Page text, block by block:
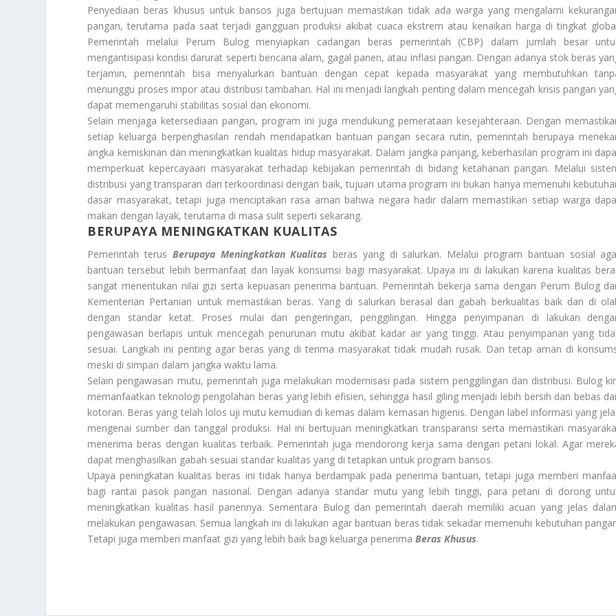
Penyediaan beras khusus untuk bansos juga bertujuan memastikan tidak ada warga yang mengalami
pangan, terutama pada saat terjadi gangguan produksi akibat cuaca ekstrem atau kenaikan harga di tingkat
Pemerintah melalui Perum Bulog menyiapkan cadangan beras pemerintah (CBP) dalam jumlah besar
mengantisipasi kondisi darurat seperti bencana alam, gagal panen, atau inflasi pangan. Dengan adanya stok beras
terjamin, pemerintah bisa menyalurkan bantuan dengan cepat kepada masyarakat yang membutuhkan
menunggu proses impor atau distribusi tambahan. Hal ini menjadi langkah penting dalam mencegah krisis pangan
dapat memengaruhi stabilitas sosial dan ekonomi.
Selain menjaga ketersediaan pangan, program ini juga mendukung pemerataan kesejahteraan. Dengan
setiap keluarga berpenghasilan rendah mendapatkan bantuan pangan secara rutin, pemerintah berupaya
angka kemiskinan dan meningkatkan kualitas hidup masyarakat. Dalam jangka panjang, keberhasilan program ini
memperkuat kepercayaan masyarakat terhadap kebijakan pemerintah di bidang ketahanan pangan. Melalui
distribusi yang transparan dan terkoordinasi dengan baik, tujuan utama program ini bukan hanya memenuhi
dasar masyarakat, tetapi juga menciptakan rasa aman bahwa negara hadir dalam memastikan setiap warga
makan dengan layak, terutama di masa sulit seperti sekarang.
BERUPAYA MENINGKATKAN KUALITAS
Pemerintah terus Berupaya Meningkatkan Kualitas beras yang di salurkan. Melalui program bantuan sosial
bantuan tersebut lebih bermanfaat dan layak konsumsi bagi masyarakat. Upaya ini di lakukan karena kualitas
sangat menentukan nilai gizi serta kepuasan penerima bantuan. Pemerintah bekerja sama dengan Perum Bulog
Kementerian Pertanian untuk memastikan beras. Yang di salurkan berasal dari gabah berkualitas baik dan di
dengan standar ketat. Proses mulai dari pengeringan, penggilingan. Hingga penyimpanan di lakukan
pengawasan berlapis untuk mencegah penurunan mutu akibat kadar air yang tinggi. Atau penyimpanan yang
sesuai. Langkah ini penting agar beras yang di terima masyarakat tidak mudah rusak. Dan tetap aman di
meski di simpan dalam jangka waktu lama.
Selain pengawasan mutu, pemerintah juga melakukan modernisasi pada sistem penggilingan dan distribusi. Bulog
memanfaatkan teknologi pengolahan beras yang lebih efisien, sehingga hasil giling menjadi lebih bersih dan bebas
kotoran. Beras yang telah lolos uji mutu kemudian di kemas dalam kemasan higienis. Dengan label informasi yang
mengenai sumber dan tanggal produksi. Hal ini bertujuan meningkatkan transparansi serta memastikan
menerima beras dengan kualitas terbaik. Pemerintah juga mendorong kerja sama dengan petani lokal. Agar
dapat menghasilkan gabah sesuai standar kualitas yang di tetapkan untuk program bansos.
Upaya peningkatan kualitas beras ini tidak hanya berdampak pada penerima bantuan, tetapi juga memberi
bagi rantai pasok pangan nasional. Dengan adanya standar mutu yang lebih tinggi, para petani di dorong
meningkatkan kualitas hasil panennya. Sementara Bulog dan pemerintah daerah memiliki acuan yang jelas
melakukan pengawasan. Semua langkah ini di lakukan agar bantuan beras tidak sekadar memenuhi kebutuhan
Tetapi juga memberi manfaat gizi yang lebih baik bagi keluarga penerimaBeras Khusus.